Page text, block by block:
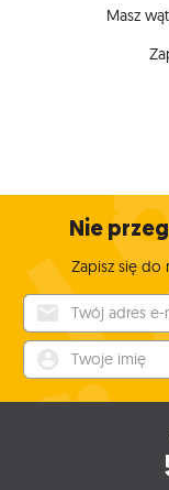
Masz
Nie
Zapisz się do